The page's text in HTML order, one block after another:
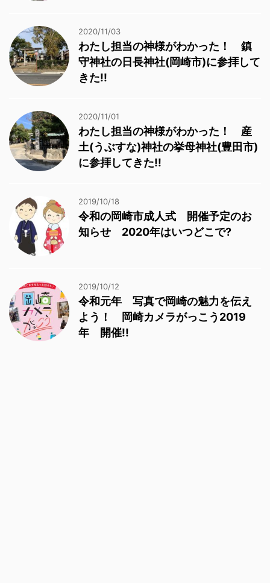
2020/11/03
わたし担当の神様がわかった！ 鎮
守神社の日長神社(岡崎市)に参拝して
きた!!
2020/11/01
わたし担当の神様がわかった！ 産
土(うぶすな)神社の挙母神社(豊田市)
に参拝してきた!!
2019/10/18
令和の岡崎市成人式 開催予定のお
知らせ 2020年はいつどこで?
2019/10/12
令和元年 写真で岡崎の魅力を伝え
よう！ 岡崎カメラがっこう2019
年 開催!!